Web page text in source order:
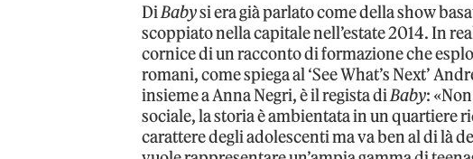
DiBabysi era già parlato come della show
scoppiato nella capitale nell’estate 2014. In
cornice di un racconto di formazione che
romani, come spiega al ‘See What’s Next’
insieme a Anna Negri, è il regista diBaby:
sociale, la storia è ambientata in un quartiere
carattere degli adolescenti ma va ben al di là